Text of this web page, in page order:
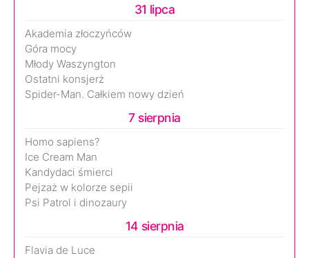
31 lipca
Akademia złoczyńców
Góra mocy
Młody Waszyngton
Ostatni konsjerż
Spider-Man. Całkiem nowy dzień
7 sierpnia
Homo sapiens?
Ice Cream Man
Kandydaci śmierci
Pejzaż w kolorze sepii
Psi Patrol i dinozaury
14 sierpnia
Flavia de Luce